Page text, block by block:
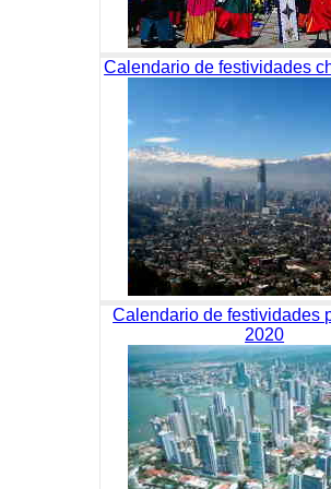
Calendario de festividades
Calendario de festividades
2020